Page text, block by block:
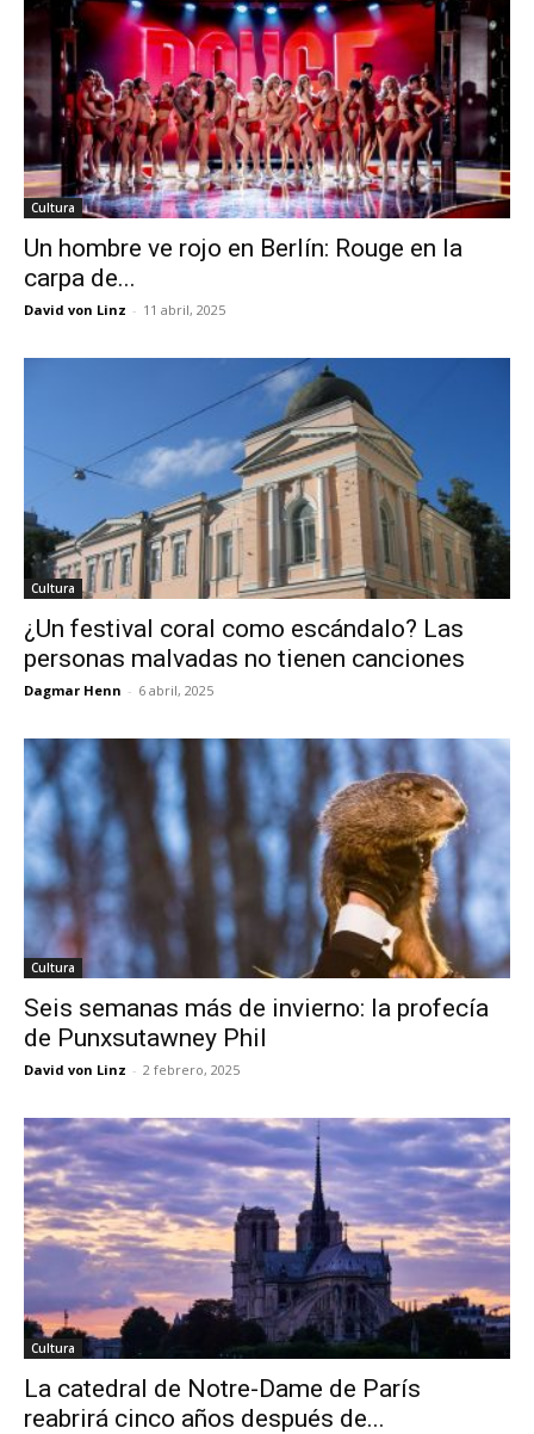
Cultura
Un hombre ve rojo en Berlín: Rouge en la
carpa de...
David von Linz - 11 abril, 2025
Cultura
¿Un festival coral como escándalo? Las
personas malvadas no tienen canciones
Dagmar Henn - 6 abril, 2025
Cultura
Seis semanas más de invierno: la profecía
de Punxsutawney Phil
David von Linz - 2 febrero, 2025
Cultura
La catedral de Notre-Dame de París
reabrirá cinco años después de...